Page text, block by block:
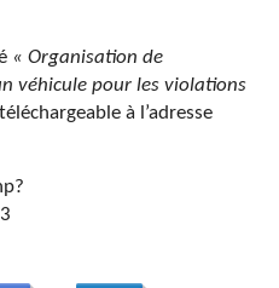
« Organisation de
véhicule pour les violations
à l’adresse